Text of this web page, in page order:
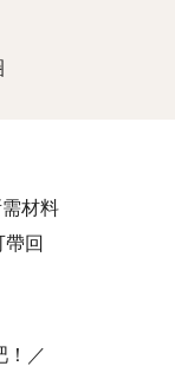
材料
帶回
！／